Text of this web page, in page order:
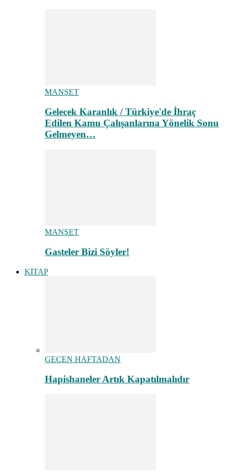
MANŞET
Gelecek Karanlık / Türkiye'de İhraç
Edilen Kamu Çalışanlarına Yönelik Sonu
Gelmeyen…
MANŞET
Gasteler Bizi Söyler!
KİTAP
GEÇEN HAFTADAN
Hapishaneler Artık Kapatılmalıdır